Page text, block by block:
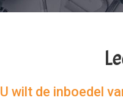
U wilt de inboedel